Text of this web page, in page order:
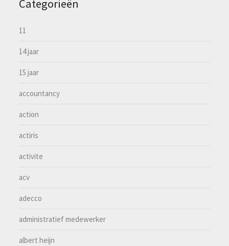
Categorieën
11
14 jaar
15 jaar
accountancy
action
actiris
activite
acv
adecco
administratief medewerker
albert heijn